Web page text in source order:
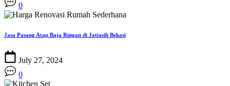
0
Jasa Pasang Atap Baja Ringan di Jatiasih Bekasi
July 27, 2024
0